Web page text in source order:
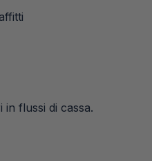
flussi di cassa.